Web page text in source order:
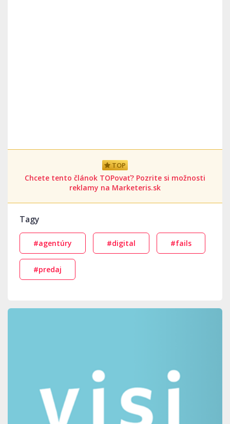
TOP
Chcete tento článok TOPovať? Pozrite si možnosti
reklamy na Marketeris.sk
Tagy
#agentúry #digital #fails
#predaj